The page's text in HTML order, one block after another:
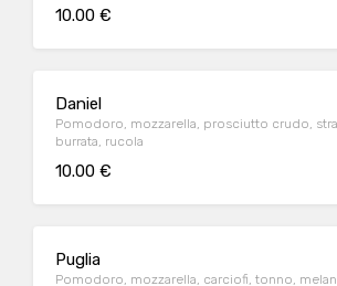
10.00 €
Daniel
Pomodoro, mozzarella, prosciutto crudo,
burrata, rucola
10.00 €
Puglia
Pomodoro, mozzarella, carciofi, tonno,